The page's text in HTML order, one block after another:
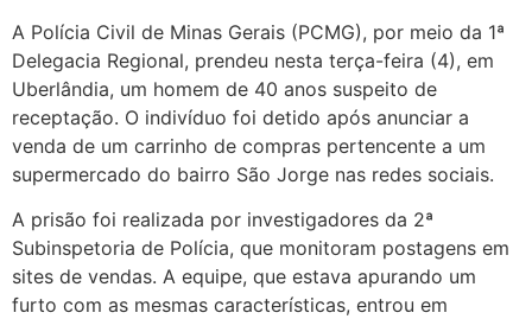
A Polícia Civil de Minas Gerais (PCMG), por meio da 1ª
Delegacia Regional, prendeu nesta terça-feira (4), em
Uberlândia, um homem de 40 anos suspeito de
receptação. O indivíduo foi detido após anunciar a
venda de um carrinho de compras pertencente a um
supermercado do bairro São Jorge nas redes sociais.
A prisão foi realizada por investigadores da 2ª
Subinspetoria de Polícia, que monitoram postagens em
sites de vendas. A equipe, que estava apurando um
furto com as mesmas características, entrou em